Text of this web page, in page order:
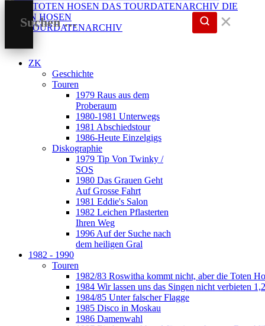
DIE
TOTEN HOSEN
DAS TOURDATENARCHIV
✕
ZK
Geschichte
Touren
1979 Raus aus dem
Proberaum
1980-1981 Unterwegs
1981 Abschiedstour
1986-Heute Einzelgigs
Diskographie
1979 Tip Von Twinky /
SOS
1980 Das Grauen Geht
Auf Grosse Fahrt
1981 Eddie's Salon
1982 Leichen Pflasterten
Ihren Weg
1996 Auf der Suche nach
dem heiligen Gral
1982 - 1990
Touren
1982/83 Roswitha kommt nicht, aber die Toten
1984 Wir lassen uns das Singen nicht verbieten
1984/85 Unter falscher Flagge
1985 Disco in Moskau
1986 Damenwahl